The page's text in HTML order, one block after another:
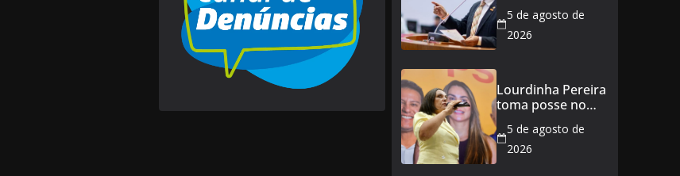
de 21,7% para
todos os
aposentados do
Maranhão
5 de agosto de
2026
Lourdinha Pereira
toma posse no
a primeira
senadora de
5 de agosto de
2026